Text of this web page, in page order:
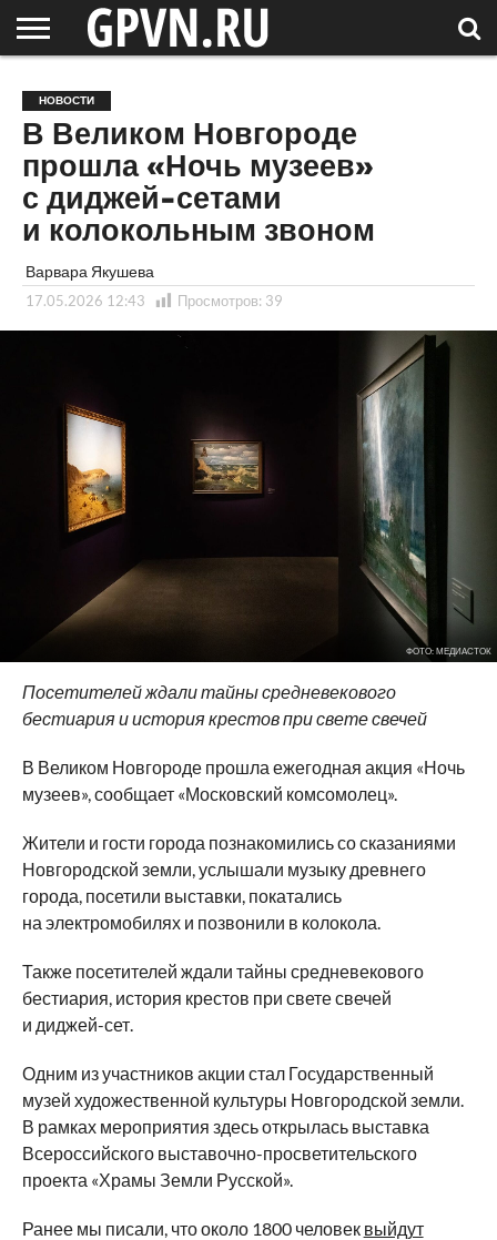
ОБЛАСТЬ
НОВОСТИ
СОСЕДЕЙ
РОССИЯ
/ МИР
СПЕЦПРОЕКТЫ
БЛОГ
СТАТЬИ
ФОТОРЕПОРТАЖИ
ИНТЕРВЬЮ
ОБЪЕКТЫ
ПОДБОРКИ
НОВОСТИ
В Великом Новгороде
прошла «Ночь музеев»
с диджей-сетами
и колокольным звоном
Варвара Якушева
17.05.2026 12:43 Просмотров: 39
ФОТО: МЕДИАСТОК
Посетителей ждали тайны средневекового
бестиария и история крестов при свете свечей
В Великом Новгороде прошла ежегодная акция «Ночь
музеев», сообщает «Московский комсомолец».
Жители и гости города познакомились со сказаниями
Новгородской земли, услышали музыку древнего
города, посетили выставки, покатались
на электромобилях и позвонили в колокола.
Также посетителей ждали тайны средневекового
бестиария, история крестов при свете свечей
и диджей-сет.
Одним из участников акции стал Государственный
музей художественной культуры Новгородской земли.
В рамках мероприятия здесь открылась выставка
Всероссийского выставочно-просветительского
проекта «Храмы Земли Русской».
Ранее мы писали, что около 1800 человек выйдут